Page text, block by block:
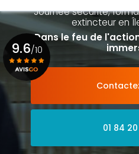
Journée sécurité,
extincteuren
Dans le feu de
01 84
9.6/10
Voir le certificat